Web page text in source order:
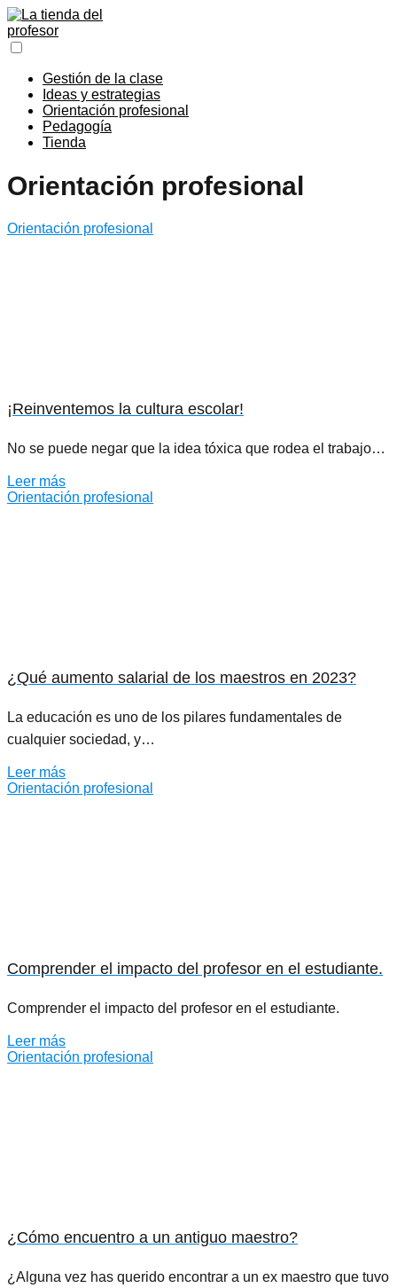
Gestión de la clase
Ideas y estrategias
Orientación profesional
Pedagogía
Tienda
Orientación profesional
Orientación profesional
¡Reinventemos la cultura escolar!
No se puede negar que la idea tóxica que rodea el trabajo…
Leer más
Orientación profesional
¿Qué aumento salarial de los maestros en 2023?
La educación es uno de los pilares fundamentales de
cualquier sociedad, y…
Leer más
Orientación profesional
Comprender el impacto del profesor en el estudiante.
Comprender el impacto del profesor en el estudiante.
Leer más
Orientación profesional
¿Cómo encuentro a un antiguo maestro?
¿Alguna vez has querido encontrar a un ex maestro que tuvo